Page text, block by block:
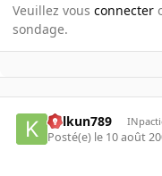
Veuillez vous connecter
sondage.
kelkun789
Posté(e) le 10 août